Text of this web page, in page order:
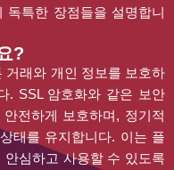
독특한 장점들을 설명합니
?
거래와 개인 정보를 보호하
. SSL 암호화와 같은 보안
전하게 보호하며, 정기적
태를 유지합니다. 이는 플
심하고 사용할 수 있도록